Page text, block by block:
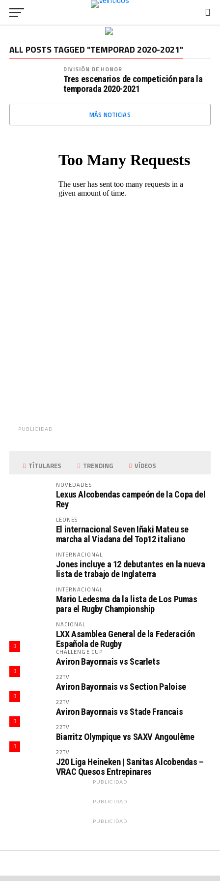
ALL POSTS TAGGED "TEMPORAD 2020-2021"
DIVISIÓN DE HONOR
Tres escenarios de competición para la
temporada 2020-2021
MÁS NOTICIAS
PUBLICIDAD
TÍTULARES TRENDING VÍDEOS
NOVEDADES
Lexus Alcobendas campeón de la Copa del
Rey
LEONES
El internacional Seven Iñaki Mateu se
marcha al Viadana del Top12 italiano
INTERNACIONAL
Jones incluye a 12 debutantes en la nueva
lista de trabajo de Inglaterra
INTERNACIONAL
Mario Ledesma da la lista de Los Pumas
para el Rugby Championship
NACIONAL
LXX Asamblea General de la Federación
Española de Rugby
CHALLENGE CUP
Aviron Bayonnais vs Scarlets
22TV
Aviron Bayonnais vs Section Paloise
22TV
Aviron Bayonnais vs Stade Francais
22TV
Biarritz Olympique vs SAXV Angoulême
22TV
J20 Liga Heineken | Sanitas Alcobendas –
VRAC Quesos Entrepinares
PUBLICIDAD
PUBLICIDAD
PUBLICIDAD